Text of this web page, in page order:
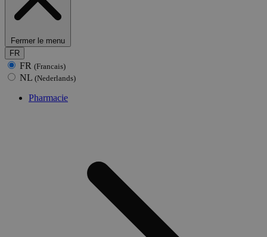
Fermer le menu
FR
FR (Francais)
NL (Nederlands)
Pharmacie